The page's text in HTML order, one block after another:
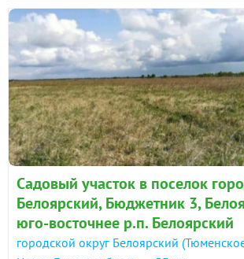
Садовый участок в поселок
Белоярский, Бюджетник 3,
юго-восточнее р.п. Белоярский
городской округ Белоярский